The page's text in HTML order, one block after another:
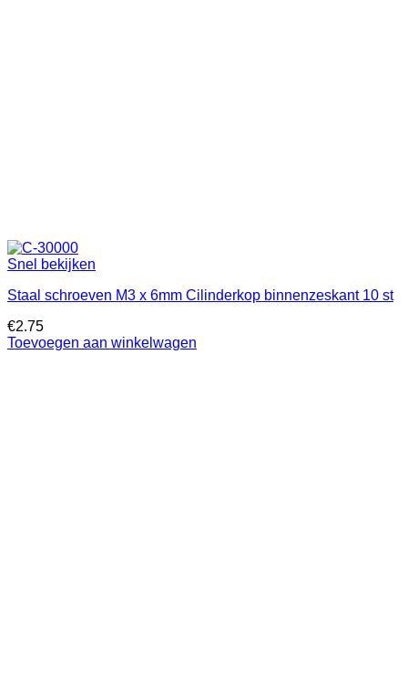
Snel bekijken
Staal schroeven M3 x 6mm Cilinderkop binnenzeskant 10 st
€2.75
Toevoegen aan winkelwagen